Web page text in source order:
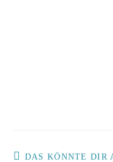
DAS KÖNNTE DIR